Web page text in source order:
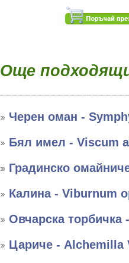
Още
Черен оман -
Бял имел - Viscum
Градинско
Калина - Viburnum
Овчарска торбичка
Цариче - Alchemilla